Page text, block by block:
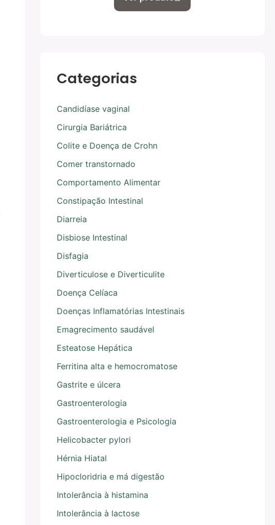
Categorias
Candidíase vaginal
Cirurgia Bariátrica
Colite e Doença de Crohn
Comer transtornado
Comportamento Alimentar
Constipação Intestinal
Diarreia
Disbiose Intestinal
Disfagia
Diverticulose e Diverticulite
Doença Celíaca
Doenças Inflamatórias Intestinais
Emagrecimento saudável
Esteatose Hepática
Ferritina alta e hemocromatose
Gastrite e úlcera
Gastroenterologia
Gastroenterologia e Psicologia
Helicobacter pylori
Hérnia Hiatal
Hipocloridria e má digestão
Intolerância à histamina
Intolerância à lactose